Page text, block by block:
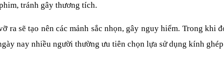
tránh gây thương tích.
sẽ tạo nên các mảnh sắc nhọn, gây nguy hiểm. Trong khi
nay nhiều người thường ưu tiên chọn lựa sử dụng kính